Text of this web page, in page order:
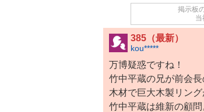
掲示板
当
385（最新）
kou*****
万博疑惑ですね！
竹中平蔵の兄が前会
木材で巨大木製リング
竹中平蔵は維新の顧